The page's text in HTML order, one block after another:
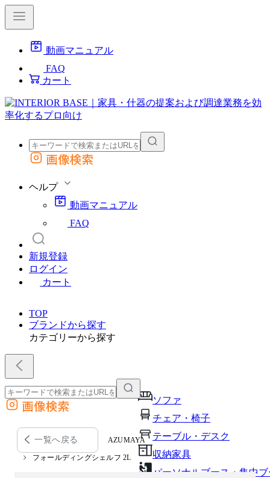
動画マニュアル
FAQ
カート
外部サイトの商品をカートに追加
画像検索
ヘルプ
動画マニュアル
FAQ
新規登録
ログイン
カート
TOP
ブランドから探す
カテゴリーから探す
ソファ
チェア・椅子
テーブル・デスク
収納家具
パーソナルブース・集中
外部サイトの商品をカートに追加
他のサイトで見つけた商品ページのURLを貼り付けて、カートに追加できます
画像検索
一覧へ戻る AZUMAYA
フォールディングシェルフ 2L